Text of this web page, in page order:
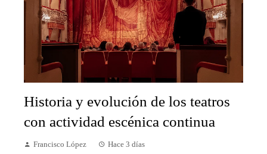
Historia y evolución de los teatros
con actividad escénica continua
Francisco López Hace 3 días